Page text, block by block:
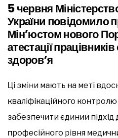
5 червня
України повідомило
Мін’юстом нового
атестації
здоров’я
Ці зміни мають на меті
кваліфікаційного
забезпечити єдиний
професійного рівня